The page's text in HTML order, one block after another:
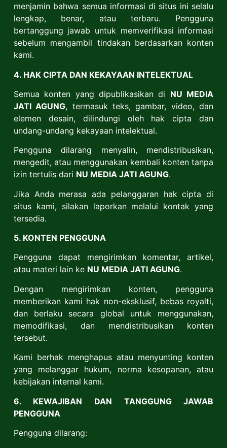
menjamin bahwa semua informasi di situs ini selalu
lengkap, benar, atau terbaru. Pengguna
bertanggung jawab untuk memverifikasi informasi
sebelum mengambil tindakan berdasarkan konten
kami.
4. HAK CIPTA DAN KEKAYAAN INTELEKTUAL
Semua konten yang dipublikasikan di NU MEDIA
JATI AGUNG, termasuk teks, gambar, video, dan
elemen desain, dilindungi oleh hak cipta dan
undang-undang kekayaan intelektual.
Pengguna dilarang menyalin, mendistribusikan,
mengedit, atau menggunakan kembali konten tanpa
izin tertulis dari NU MEDIA JATI AGUNG.
Jika Anda merasa ada pelanggaran hak cipta di
situs kami, silakan laporkan melalui kontak yang
tersedia.
5. KONTEN PENGGUNA
Pengguna dapat mengirimkan komentar, artikel,
atau materi lain ke NU MEDIA JATI AGUNG.
Dengan mengirimkan konten, pengguna
memberikan kami hak non-eksklusif, bebas royalti,
dan berlaku secara global untuk menggunakan,
memodifikasi, dan mendistribusikan konten
tersebut.
Kami berhak menghapus atau menyunting konten
yang melanggar hukum, norma kesopanan, atau
kebijakan internal kami.
6. KEWAJIBAN DAN TANGGUNG JAWAB
PENGGUNA
Pengguna dilarang: